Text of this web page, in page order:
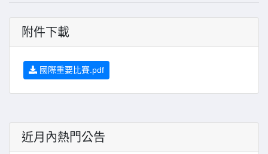
附件下載
國際重要比賽.pdf
近月內熱門公告